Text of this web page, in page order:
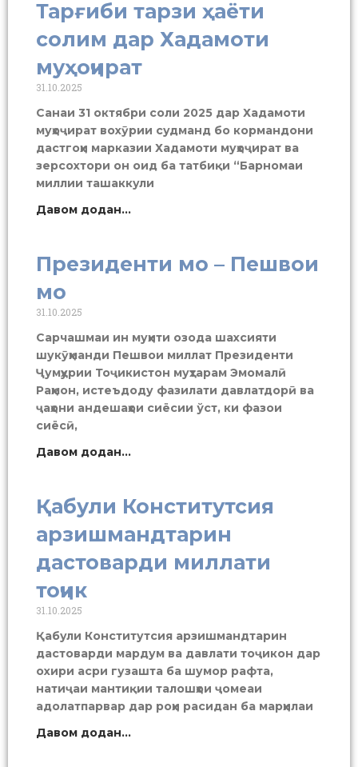
Тарғиби тарзи ҳаёти
солим дар Хадамоти
муҳоҷират
31.10.2025
Санаи 31 октябри соли 2025 дар Хадамоти
муҳоҷират вохӯрии судманд бо кормандони
дастгоҳи марказии Хадамоти муҳоҷират ва
зерсохтори он оид ба татбиқи “Барномаи
миллии ташаккули
Давом додан...
Президенти мо – Пешвои
мо
31.10.2025
Сарчашмаи ин муҳити озода шахсияти
шукӯҳманди Пешвои миллат Президенти
Ҷумҳурии Тоҷикистон муҳтарам Эмомалӣ
Раҳмон, истеъдоду фазилати давлатдорӣ ва
ҷаҳони андешаҳои сиёсии ўст, ки фазои
сиёсӣ,
Давом додан...
Қабули Конститутсия
арзишмандтарин
дастоварди миллати
тоҷик
31.10.2025
Қабули Конститутсия арзишмандтарин
дастоварди мардум ва давлати тоҷикон дар
охири асри гузашта ба шумор рафта,
натиҷаи мантиқии талошҳои ҷомеаи
адолатпарвар дар роҳи расидан ба марҳилаи
Давом додан...